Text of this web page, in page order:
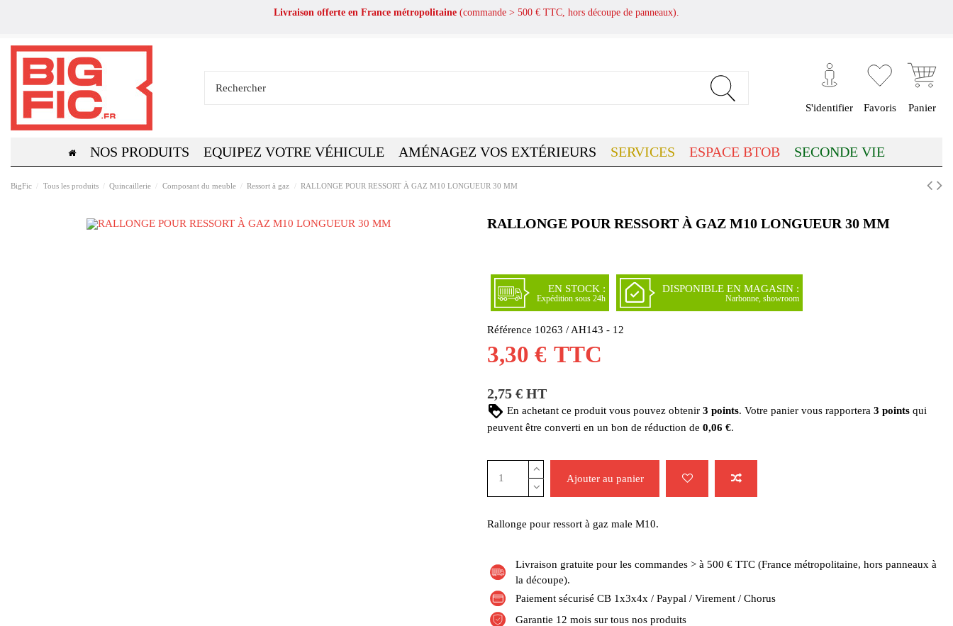
Livraison offerte en France métropolitaine (commande > 500 € TTC, hors découpe de panneaux).
S'identifier Favoris Panier
NOS PRODUITS EQUIPEZ VOTRE VÉHICULE AMÉNAGEZ VOS EXTÉRIEURS SERVICES ESPACE BTOB SECONDE VIE
BigFic Tous les produits Quincaillerie Composant du meuble Ressort à gaz RALLONGE POUR RESSORT À GAZ M10 LONGUEUR 30 MM
RALLONGE POUR RESSORT À GAZ M10 LONGUEUR 30 MM
EN STOCK :
Expédition sous 24h
DISPONIBLE EN MAGASIN :
Narbonne, showroom
Référence 10263 / AH143 - 12
3,30 € TTC
2,75 € HT
En achetant ce produit vous pouvez obtenir 3 points. Votre panier vous rapportera 3 points qui
peuvent être converti en un bon de réduction de 0,06 €.
Ajouter au panier
Rallonge pour ressort à gaz male M10.
Livraison gratuite pour les commandes > à 500 € TTC (France métropolitaine, hors panneaux à
la découpe).
Paiement sécurisé CB 1x3x4x / Paypal / Virement / Chorus
Garantie 12 mois sur tous nos produits